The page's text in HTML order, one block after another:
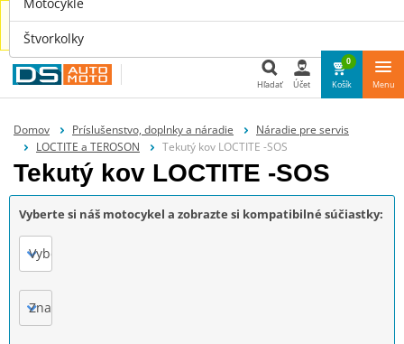
Náhradné diely aj pre tvoje auto nájdeš u nás na
www.dsauto.sk
Hľadať
Hľadať Účet
0
Košík Menu
Domov Príslušenstvo, doplnky a náradie
Náradie pre servis
LOCTITE a TEROSON
Tekutý kov LOCTITE -SOS
Tekutý kov LOCTITE -SOS
Vyberte si náš motocykel a zobrazte si kompatibilné súčiastky:
Vyberte
Značka
Štvorkolky